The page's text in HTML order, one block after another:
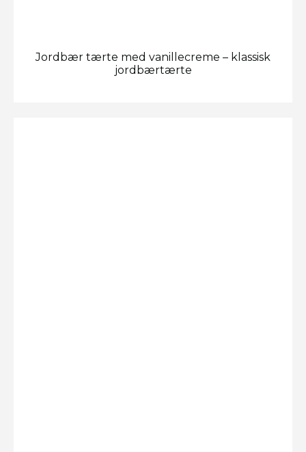
Jordbær tærte med vanillecreme – klassisk
jordbærtærte